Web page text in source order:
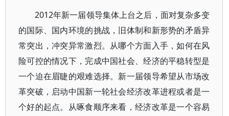
2012年新一届领导集体上台之后，面对复杂多变
的国际、国内环境的挑战，旧体制和新形势的矛盾异
常突出，冲突异常激烈。从哪个方面入手，如何在风
险可控的情况下，完成中国社会、经济的平稳转型是
一个迫在眉睫的艰难选择。新一届领导希望从市场改
革突破，启动中国新一轮社会经济改革进程或者是一
个好的起点。从啄食顺序来看，经济改革是一个容易